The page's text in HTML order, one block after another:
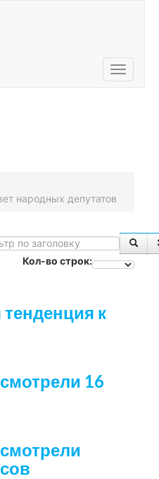
Toggle
народных депутатов
Кол-во строк:
тенденция к
16